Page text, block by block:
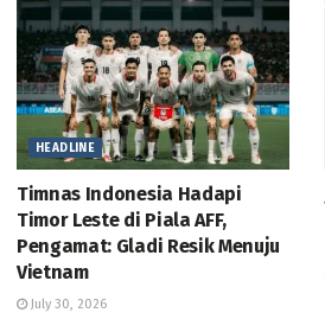
HEADLINE
Timnas Indonesia Hadapi
Timor Leste di Piala AFF,
Pengamat: Gladi Resik Menuju
Vietnam
July 30, 2026